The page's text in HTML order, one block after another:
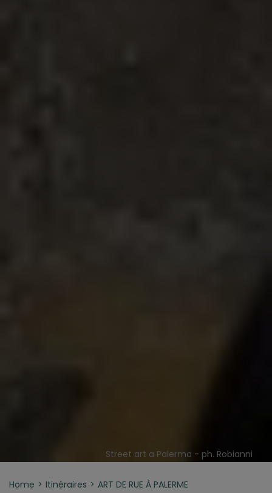
Street art a Palermo - ph. Robianni
Home Itinéraires ART DE RUE À PALERME